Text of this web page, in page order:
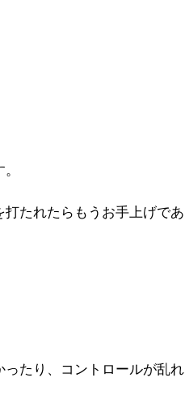
たれたらもうお手上げであ
たり、コントロールが乱れ